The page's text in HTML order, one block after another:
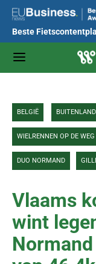
Beste
BELGIË BUITENLAND
WIELRENNEN OP DE WEG
DUO NORMAND
Vlaams
wint